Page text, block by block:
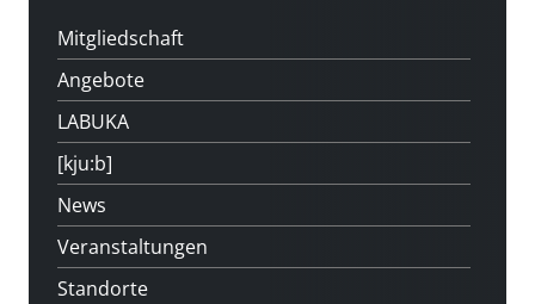
Mitgliedschaft
Angebote
LABUKA
[kju:b]
News
Veranstaltungen
Standorte